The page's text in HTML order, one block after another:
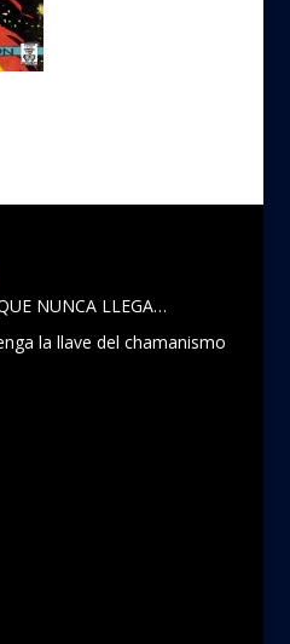
NUNCA LLEGA…
la llave del chamanismo